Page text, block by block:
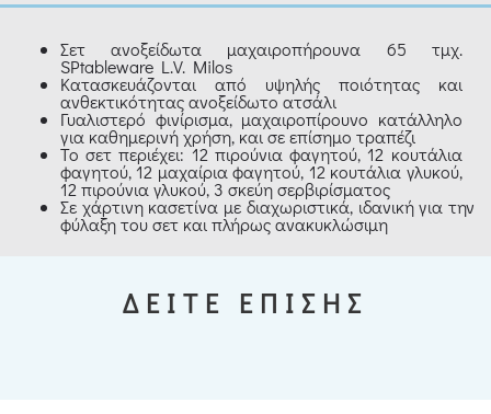
Σετ ανοξείδωτα μαχαιροπήρουνα 65 τμχ.
SPtableware L.V. Milos
Κατασκευάζονται από υψηλής ποιότητας και
ανθεκτικότητας ανοξείδωτο ατσάλι
Γυαλιστερό φινίρισμα, μαχαιροπίρουνο κατάλληλο
για καθημερινή χρήση, και σε επίσημο τραπέζι
Το σετ περιέχει: 12 πιρούνια φαγητού, 12 κουτάλια
φαγητού, 12 μαχαίρια φαγητού, 12 κουτάλια γλυκού,
12 πιρούνια γλυκού, 3 σκεύη σερβιρίσματος
Σε χάρτινη κασετίνα με διαχωριστικά, ιδανική για την
φύλαξη του σετ και πλήρως ανακυκλώσιμη
ΔΕΙΤΕ ΕΠΙΣΗΣ